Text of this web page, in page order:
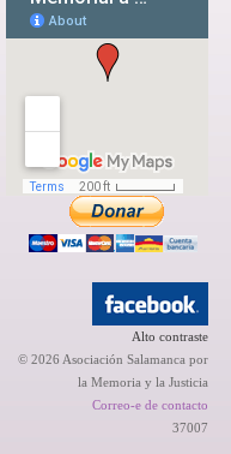
Alto contraste
© 2026 Asociación Salamanca por
la Memoria y la Justicia
Correo-e de contacto
37007